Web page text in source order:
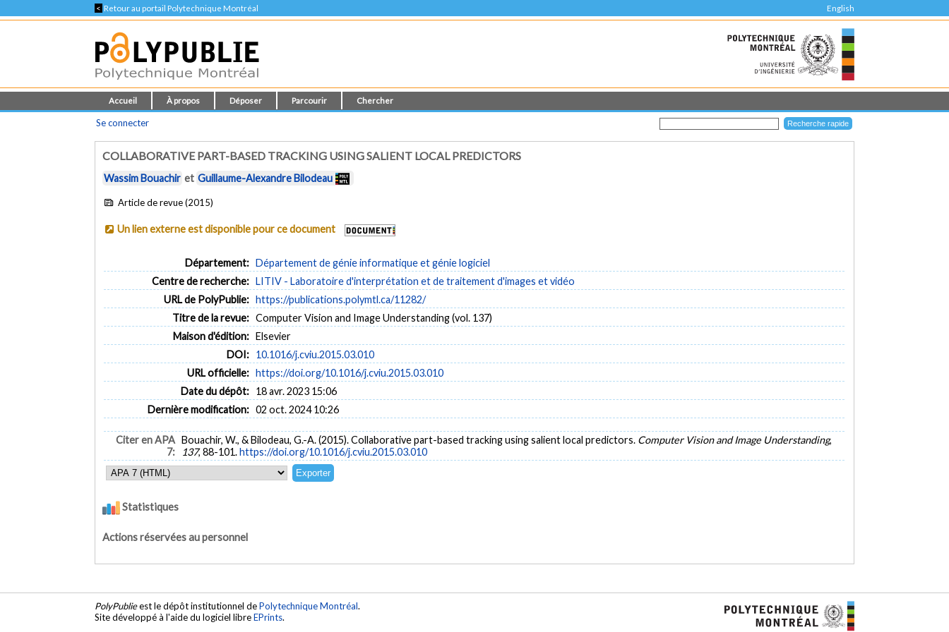
< Retour au portail Polytechnique Montréal English
Accueil À propos Déposer Parcourir Chercher
Se connecter
COLLABORATIVE PART-BASED TRACKING USING SALIENT LOCAL PREDICTORS
Wassim Bouachir et Guillaume-Alexandre Bilodeau
Article de revue (2015)
Un lien externe est disponible pour ce document
Département: Département de génie informatique et génie logiciel
Centre de recherche: LITIV - Laboratoire d'interprétation et de traitement d'images et vidéo
URL de PolyPublie: https://publications.polymtl.ca/11282/
Titre de la revue: Computer Vision and Image Understanding (vol. 137)
Maison d'édition: Elsevier
DOI: 10.1016/j.cviu.2015.03.010
URL officielle: https://doi.org/10.1016/j.cviu.2015.03.010
Date du dépôt: 18 avr. 2023 15:06
Dernière modification: 02 oct. 2024 10:26
Citer en APA
7:
Bouachir, W., & Bilodeau, G.-A. (2015). Collaborative part-based tracking using salient local predictors. Computer Vision and Image Understanding,
137, 88-101.https://doi.org/10.1016/j.cviu.2015.03.010
Statistiques
Actions réservées au personnel
PolyPublieest le dépôt institutionnel dePolytechnique Montréal.
Site développé à l'aide du logiciel libreEPrints.